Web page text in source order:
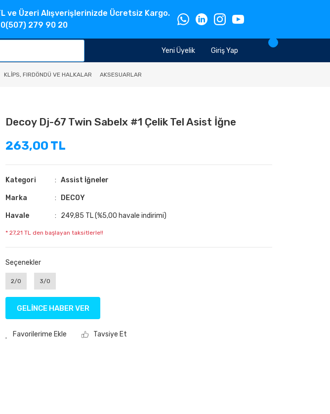
ve Üzeri Alışverişlerinizde Ücretsiz Kargo.
279 90 20
Giriş Yap
Yeni Üyelik
KLIPS, FIRDÖNDÜ VE HALKALAR AKSESUARLAR
Decoy Dj-67 Twin Sabelx #1 Çelik Tel Asist İğne
263,00 TL
Kategori Assist İğneler
Marka DECOY
Havale 249,85 TL (%5,00 havale indirimi)
* 27,21 TL den başlayan taksitlerle!!
Seçenekler
2/0 3/0
GELİNCE HABER VER
Tavsiye Et